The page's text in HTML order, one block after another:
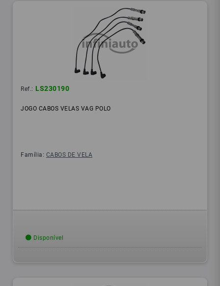
Ref.: LS230190
JOGO CABOS VELAS VAG POLO
Família: CABOS DE VELA
Disponível